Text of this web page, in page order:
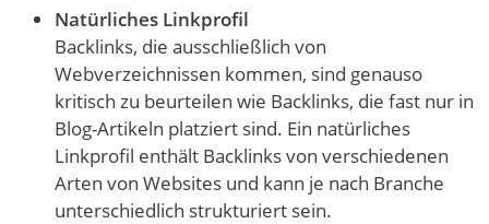
Natürliches Linkprofil
Backlinks, die ausschließlich von
Webverzeichnissen kommen, sind genauso
kritisch zu beurteilen wie Backlinks, die fast nur in
Blog-Artikeln platziert sind. Ein natürliches
Linkprofil enthält Backlinks von verschiedenen
Arten von Websites und kann je nach Branche
unterschiedlich strukturiert sein.